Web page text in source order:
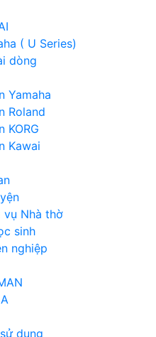
( U Series)
dòng
Yamaha
Roland
KORG
Kawai
vụ Nhà thờ
sinh
nghiệp
dụng